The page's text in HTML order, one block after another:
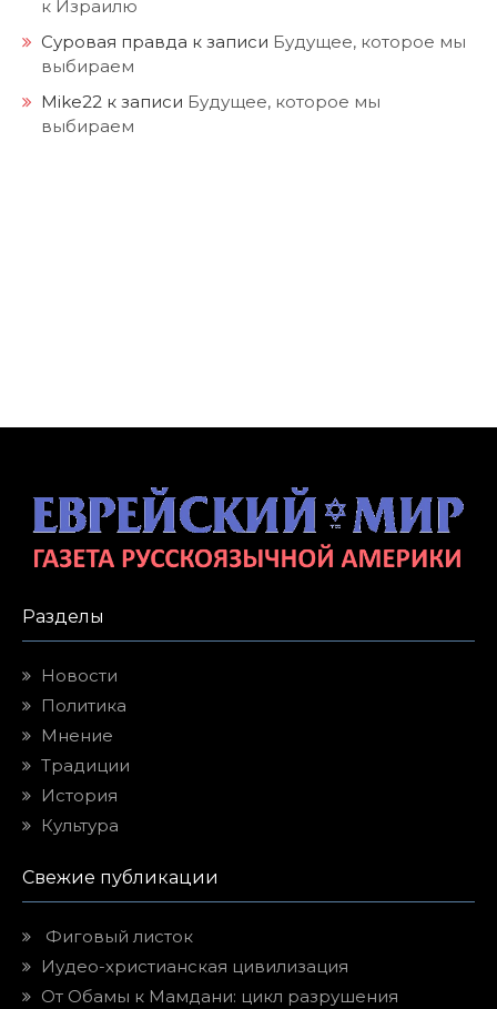
к Израилю
Суровая правда к записи Будущее, которое мы
выбираем
Mike22 к записи Будущее, которое мы
выбираем
Разделы
Новости
Политика
Мнение
Традиции
История
Культура
Свежие публикации
Фиговый листок
Иудео-христианская цивилизация
От Обамы к Мамдани: цикл разрушения